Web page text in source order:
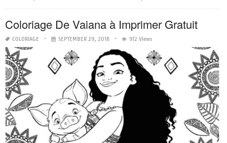
Coloriage De Vaiana à Imprimer Gratuit
COLORIAGE SEPTEMBER 29, 2018 912 Views